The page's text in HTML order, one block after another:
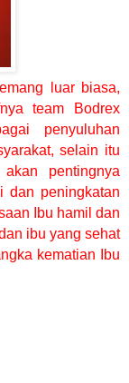
luar biasa,
team Bodrex
penyuluhan
selain itu
pentingnya
dan peningkatan
Ibu hamil dan
ibu yang sehat
kematian Ibu